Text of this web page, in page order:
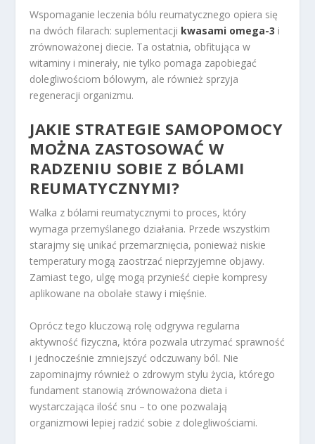
Wspomaganie leczenia bólu reumatycznego opiera się
na dwóch filarach: suplementacji kwasami omega-3 i
zrównoważonej diecie. Ta ostatnia, obfitująca w
witaminy i minerały, nie tylko pomaga zapobiegać
dolegliwościom bólowym, ale również sprzyja
regeneracji organizmu.
JAKIE STRATEGIE SAMOPOMOCY
MOŻNA ZASTOSOWAĆ W
RADZENIU SOBIE Z BÓLAMI
REUMATYCZNYMI?
Walka z bólami reumatycznymi to proces, który
wymaga przemyślanego działania. Przede wszystkim
starajmy się unikać przemarznięcia, ponieważ niskie
temperatury mogą zaostrzać nieprzyjemne objawy.
Zamiast tego, ulgę mogą przynieść ciepłe kompresy
aplikowane na obolałe stawy i mięśnie.
Oprócz tego kluczową rolę odgrywa regularna
aktywność fizyczna, która pozwala utrzymać sprawność
i jednocześnie zmniejszyć odczuwany ból. Nie
zapominajmy również o zdrowym stylu życia, którego
fundament stanowią zrównoważona dieta i
wystarczająca ilość snu – to one pozwalają
organizmowi lepiej radzić sobie z dolegliwościami.